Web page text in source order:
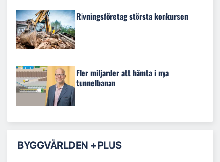
Rivningsföretag största konkursen
Fler miljarder att hämta i nya
tunnelbanan
BYGGVÄRLDEN +PLUS